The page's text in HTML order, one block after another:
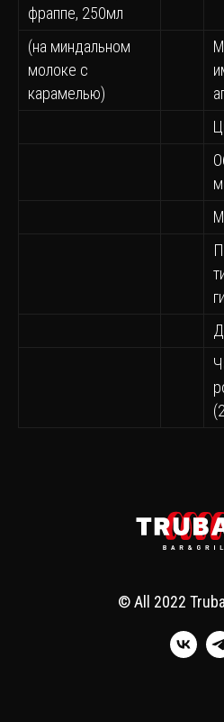
фраппе, 250мл
(на миндальном
молоке с
карамелью)
© All 2022 Truba